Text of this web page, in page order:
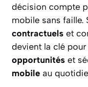
décision compte
mobile sans faille.
contractuels et
devient la clé
opportunités et
mobile au